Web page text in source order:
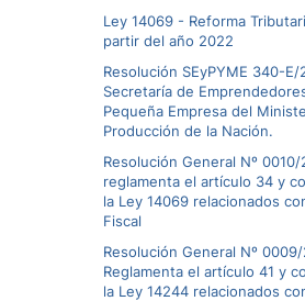
Ley 14069 - Reforma
partir del año 2022
Resolución SEyPYME 340-E/
Secretaría de
Pequeña Empresa del
Producción de la Nación.
Resolución General Nº
reglamenta el artículo 34 y
la Ley 14069 relacionados
Fiscal
Resolución General Nº
Reglamenta el artículo 41 y
la Ley 14244 relacionados